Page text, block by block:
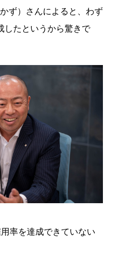
ず）さんによると、わず
したというから驚きで
率を達成できていない